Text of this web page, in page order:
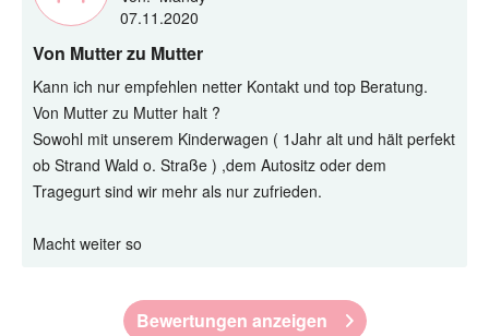
07.11.2020
Von Mutter zu Mutter
Kann ich nur empfehlen netter Kontakt und top Beratung.
Von Mutter zu Mutter halt ?
Sowohl mit unserem Kinderwagen ( 1Jahr alt und hält perfekt
ob Strand Wald o. Straße ) ,dem Autositz oder dem
Tragegurt sind wir mehr als nur zufrieden.
Macht weiter so
Bewertungen anzeigen